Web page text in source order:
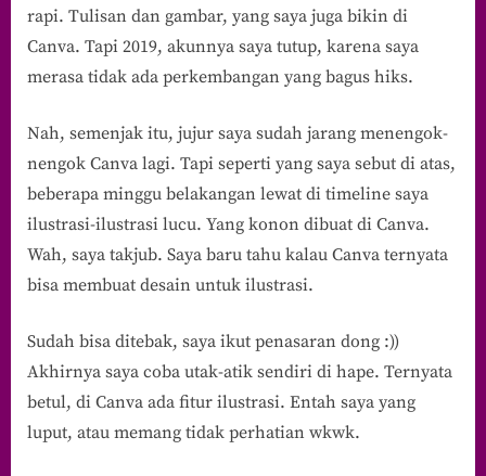
rapi. Tulisan dan gambar, yang saya juga bikin di
Canva. Tapi 2019, akunnya saya tutup, karena saya
merasa tidak ada perkembangan yang bagus hiks.
Nah, semenjak itu, jujur saya sudah jarang menengok-
nengok Canva lagi. Tapi seperti yang saya sebut di atas,
beberapa minggu belakangan lewat di timeline saya
ilustrasi-ilustrasi lucu. Yang konon dibuat di Canva.
Wah, saya takjub. Saya baru tahu kalau Canva ternyata
bisa membuat desain untuk ilustrasi.
Sudah bisa ditebak, saya ikut penasaran dong :))
Akhirnya saya coba utak-atik sendiri di hape. Ternyata
betul, di Canva ada fitur ilustrasi. Entah saya yang
luput, atau memang tidak perhatian wkwk.